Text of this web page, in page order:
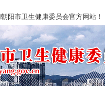
阳市卫生健康委员会官方网站！